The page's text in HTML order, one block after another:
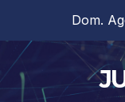
contenido
Dom.